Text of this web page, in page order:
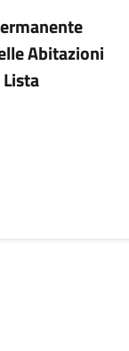
Abitazioni